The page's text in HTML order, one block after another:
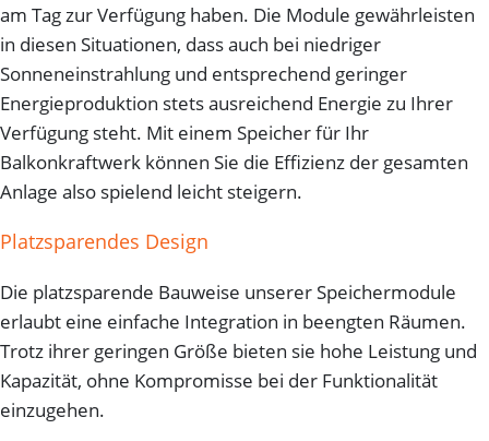
am Tag zur Verfügung haben. Die Module gewährleisten
in diesen Situationen, dass auch bei niedriger
Sonneneinstrahlung und entsprechend geringer
Energieproduktion stets ausreichend Energie zu Ihrer
Verfügung steht. Mit einem Speicher für Ihr
Balkonkraftwerk können Sie die Effizienz der gesamten
Anlage also spielend leicht steigern.
Platzsparendes Design
Die platzsparende Bauweise unserer Speichermodule
erlaubt eine einfache Integration in beengten Räumen.
Trotz ihrer geringen Größe bieten sie hohe Leistung und
Kapazität, ohne Kompromisse bei der Funktionalität
einzugehen.